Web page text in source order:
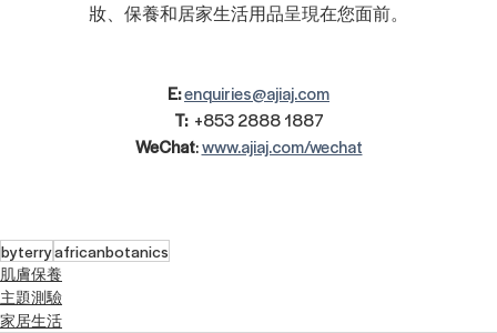
妝、保養和居家生活用品呈現在您面前。
E:enquiries@ajiaj.com
T: +853 2888 1887
WeChat: www.ajiaj.com/wechat
byterryafricanbotanics
肌膚保養
主題測驗
家居生活